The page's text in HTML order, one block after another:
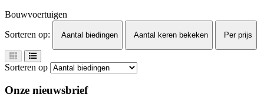
Bouwvoertuigen
Sorteren op:
Aantal biedingen Aantal keren bekeken Per prijs
Sorteren op
Onze nieuwsbrief